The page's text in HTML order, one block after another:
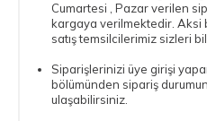
Cumartesi , Pazar verilen
kargaya verilmektedir. Aksi
satış temsilcilerimiz sizleri
Siparişlerinizi üye girişi
bölümünden sipariş
ulaşabilirsiniz.